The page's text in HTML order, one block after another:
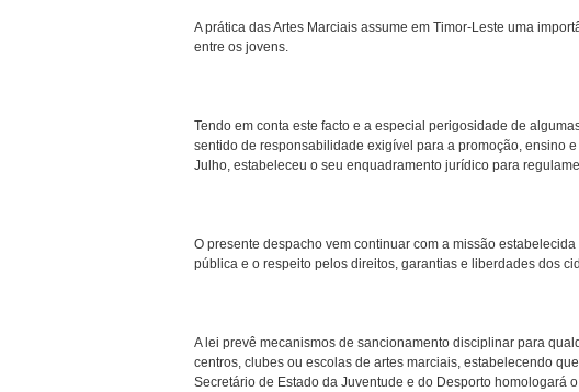
A prática das Artes Marciais assume em Timor-Leste uma
entre os jovens.
Tendo em conta este facto e a especial perigosidade de
sentido de responsabilidade exigível para a promoção, ensino
Julho, estabeleceu o seu enquadramento jurídico para
O presente despacho vem continuar com a missão
pública e o respeito pelos direitos, garantias e liberdades dos
A lei prevê mecanismos de sancionamento disciplinar para
centros, clubes ou escolas de artes marciais, estabelecendo
Secretário de Estado da Juventude e do Desporto homologará